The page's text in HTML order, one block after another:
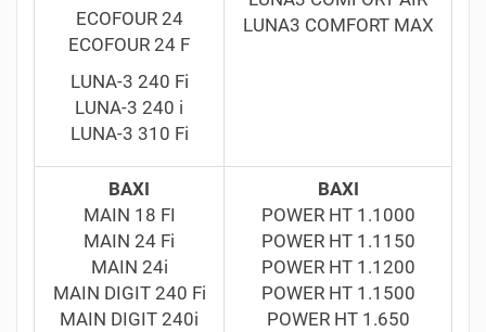
ECOFOUR 24
ECOFOUR 24 F
LUNA-3 240 Fi
LUNA-3 240 i
LUNA-3 310 Fi
LUNA3 COMFORT MAX
BAXI
MAIN 18 FI
MAIN 24 Fi
MAIN 24i
MAIN DIGIT 240 Fi
MAIN DIGIT 240i
BAXI
POWER HT 1.1000
POWER HT 1.1150
POWER HT 1.1200
POWER HT 1.1500
POWER HT 1.650